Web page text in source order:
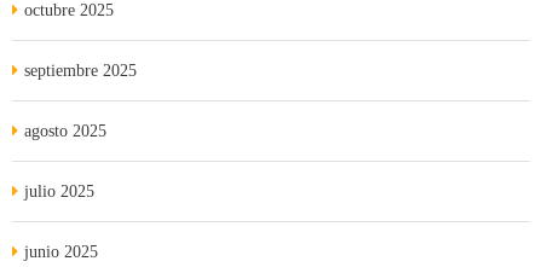
octubre 2025
septiembre 2025
agosto 2025
julio 2025
junio 2025